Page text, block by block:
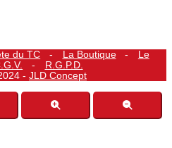
du TC La Boutique
Le
R.G.P.D.
- JLD Concept